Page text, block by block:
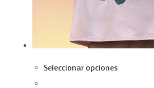
Seleccionar opciones